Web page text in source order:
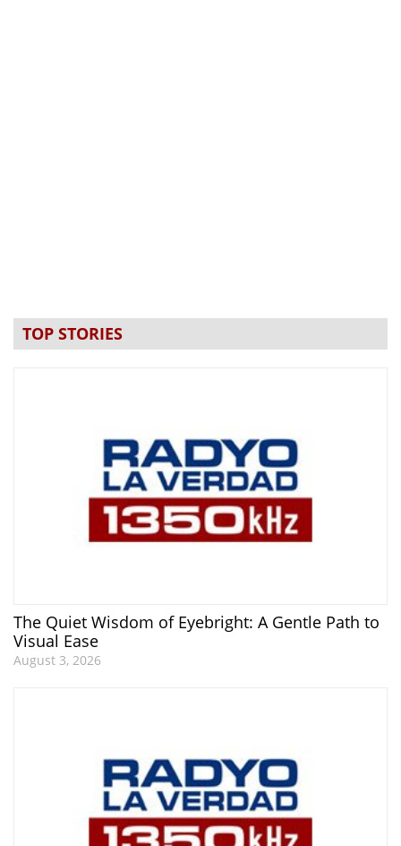
TOP STORIES
The Quiet Wisdom of Eyebright: A Gentle Path to
Visual Ease
August 3, 2026